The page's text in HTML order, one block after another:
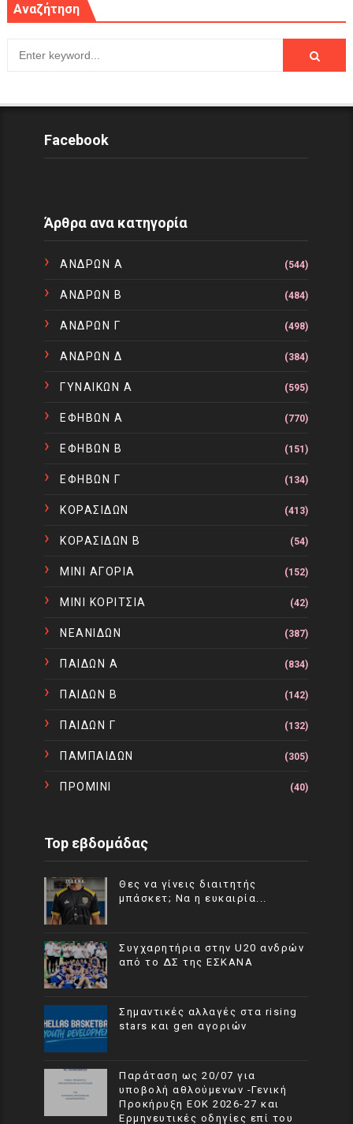
Αναζήτηση
Facebook
Άρθρα ανα κατηγορία
ΑΝΔΡΩΝ Α (544)
ΑΝΔΡΩΝ Β (484)
ΑΝΔΡΩΝ Γ (498)
ΑΝΔΡΩΝ Δ (384)
ΓΥΝΑΙΚΩΝ Α (595)
ΕΦΗΒΩΝ Α (770)
ΕΦΗΒΩΝ Β (151)
ΕΦΗΒΩΝ Γ (134)
ΚΟΡΑΣΙΔΩΝ (413)
ΚΟΡΑΣΙΔΩΝ Β (54)
ΜΙΝΙ ΑΓΟΡΙΑ (152)
ΜΙΝΙ ΚΟΡΙΤΣΙΑ (42)
ΝΕΑΝΙΔΩΝ (387)
ΠΑΙΔΩΝ Α (834)
ΠΑΙΔΩΝ Β (142)
ΠΑΙΔΩΝ Γ (132)
ΠΑΜΠΑΙΔΩΝ (305)
ΠΡΟΜΙΝΙ (40)
Top εβδομάδας
Θες να γίνεις διαιτητής
μπάσκετ; Να η ευκαιρία...
Συγχαρητήρια στην U20 ανδρών
από το ΔΣ της ΕΣΚΑΝΑ
Σημαντικές αλλαγές στα rising
stars και gen αγοριών
Παράταση ως 20/07 για
υποβολή αθλούμενων -Γενική
Προκήρυξη ΕΟΚ 2026-27 και
Ερμηνευτικές οδηγίες επί του